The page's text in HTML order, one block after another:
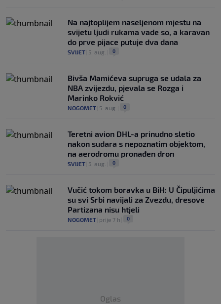
Na najtoplijem naseljenom mjestu na
svijetu ljudi rukama vade so, a karavan
do prve pijace putuje dva dana
SVIJET 5. aug. 0
Bivša Mamićeva supruga se udala za
NBA zvijezdu, pjevala se Rozga i
Marinko Rokvić
NOGOMET 5. aug. 0
Teretni avion DHL-a prinudno sletio
nakon sudara s nepoznatim objektom,
na aerodromu pronađen dron
SVIJET 5. aug. 0
Vučić tokom boravka u BiH: U Čipuljićima
su svi Srbi navijali za Zvezdu, dresove
Partizana nisu htjeli
NOGOMET prije 7 h 0
Oglas